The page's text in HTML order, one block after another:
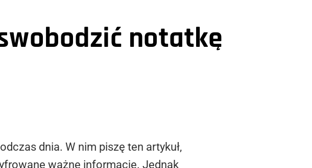
notatkę
dnia. W nim piszę ten artykuł,
ważne informacje. Jednak